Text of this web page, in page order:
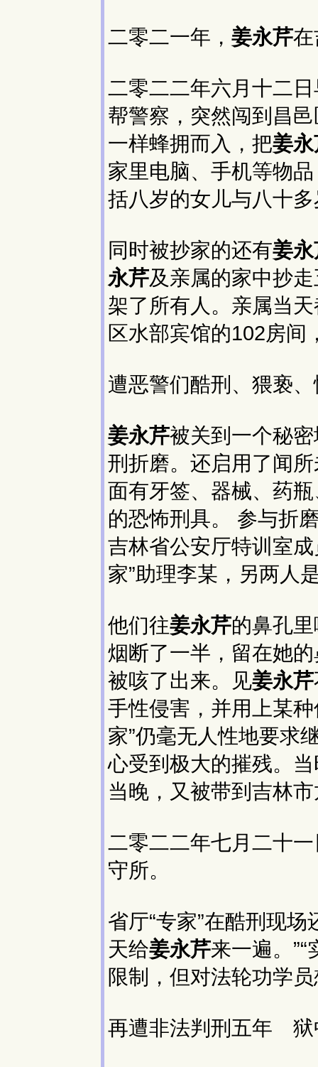
二零二一年， 姜永芹
二零二二年六月十二
帮警察，突然闯到昌
一样蜂拥而入，把姜
家里电脑、手机等物
括八岁的女儿与八十
同时被抄家的还有姜
永芹及亲属的家中抄
架了所有人。亲属当
区水部宾馆的102房间
遭恶警们酷刑、猥亵
姜永芹被关到一个秘
刑折磨。还启用了闻
面有牙签、器械、药
的恐怖刑具。 参与折
吉林省公安厅特训室成
家”助理李某，另两人
他们往姜永芹的鼻孔
烟断了一半，留在她
被咳了出来。见姜永芹
手性侵害，并用上某
家”仍毫无人性地要求
心受到极大的摧残。
当晚，又被带到吉林
二零二二年七月二十
守所。
省厅“专家”在酷刑现场
天给姜永芹来一遍。
限制，但对法轮功学
再遭非法判刑五年 狱